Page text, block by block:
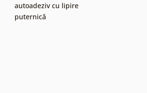
autoadeziv cu lipire
puternică